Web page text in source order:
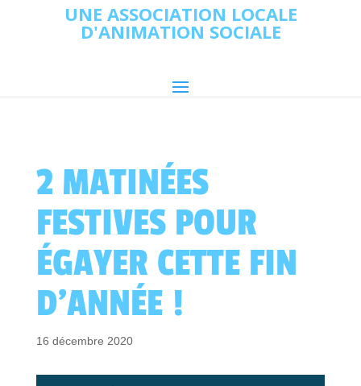
UNE ASSOCIATION LOCALE
D'ANIMATION SOCIALE
2 MATINÉES
FESTIVES POUR
ÉGAYER CETTE FIN
D’ANNÉE !
16 décembre 2020